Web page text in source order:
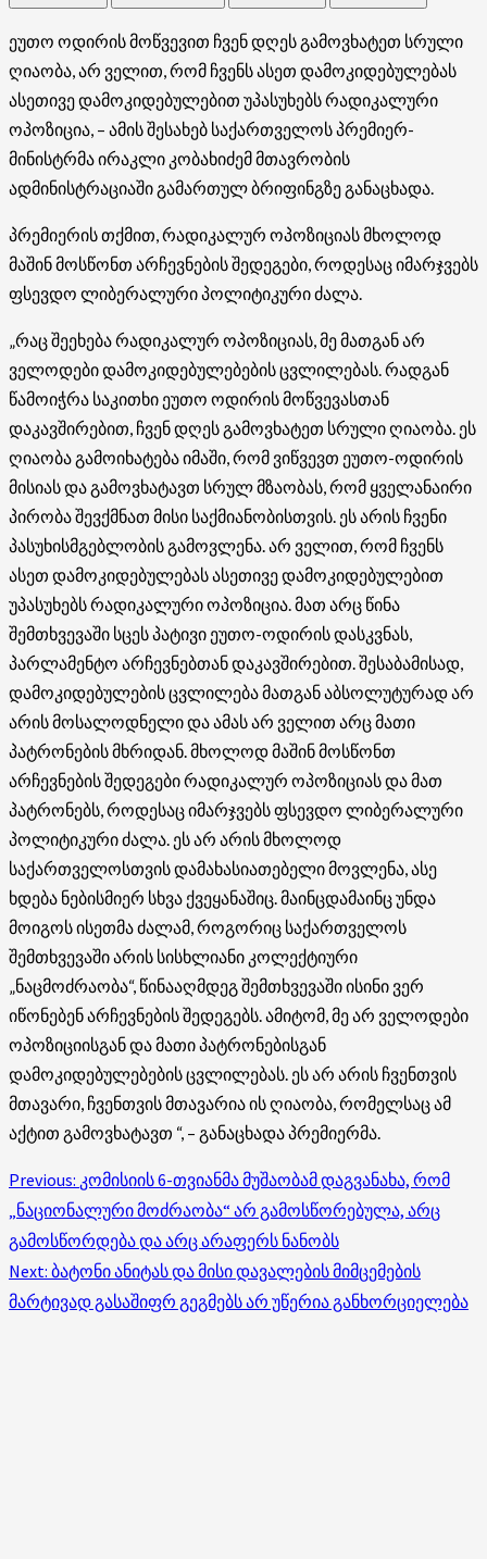
ეუთო ოდირის მოწვევით ჩვენ დღეს გამოვხატეთ სრული
ღიაობა, არ ველით, რომ ჩვენს ასეთ დამოკიდებულებას
ასეთივე დამოკიდებულებით უპასუხებს რადიკალური
ოპოზიცია, – ამის შესახებ საქართველოს პრემიერ-
მინისტრმა ირაკლი კობახიძემ მთავრობის
ადმინისტრაციაში გამართულ ბრიფინგზე განაცხადა.
პრემიერის თქმით, რადიკალურ ოპოზიციას მხოლოდ
მაშინ მოსწონთ არჩევნების შედეგები, როდესაც იმარჯვებს
ფსევდო ლიბერალური პოლიტიკური ძალა.
„რაც შეეხება რადიკალურ ოპოზიციას, მე მათგან არ
ველოდები დამოკიდებულებების ცვლილებას. რადგან
წამოიჭრა საკითხი ეუთო ოდირის მოწვევასთან
დაკავშირებით, ჩვენ დღეს გამოვხატეთ სრული ღიაობა. ეს
ღიაობა გამოიხატება იმაში, რომ ვიწვევთ ეუთო-ოდირის
მისიას და გამოვხატავთ სრულ მზაობას, რომ ყველანაირი
პირობა შევქმნათ მისი საქმიანობისთვის. ეს არის ჩვენი
პასუხისმგებლობის გამოვლენა. არ ველით, რომ ჩვენს
ასეთ დამოკიდებულებას ასეთივე დამოკიდებულებით
უპასუხებს რადიკალური ოპოზიცია. მათ არც წინა
შემთხვევაში სცეს პატივი ეუთო-ოდირის დასკვნას,
პარლამენტო არჩევნებთან დაკავშირებით. შესაბამისად,
დამოკიდებულების ცვლილება მათგან აბსოლუტურად არ
არის მოსალოდნელი და ამას არ ველით არც მათი
პატრონების მხრიდან. მხოლოდ მაშინ მოსწონთ
არჩევნების შედეგები რადიკალურ ოპოზიციას და მათ
პატრონებს, როდესაც იმარჯვებს ფსევდო ლიბერალური
პოლიტიკური ძალა. ეს არ არის მხოლოდ
საქართველოსთვის დამახასიათებელი მოვლენა, ასე
ხდება ნებისმიერ სხვა ქვეყანაშიც. მაინცდამაინც უნდა
მოიგოს ისეთმა ძალამ, როგორიც საქართველოს
შემთხვევაში არის სისხლიანი კოლექტიური
„ნაცმოძრაობა“, წინააღმდეგ შემთხვევაში ისინი ვერ
იწონებენ არჩევნების შედეგებს. ამიტომ, მე არ ველოდები
ოპოზიციისგან და მათი პატრონებისგან
დამოკიდებულებების ცვლილებას. ეს არ არის ჩვენთვის
მთავარი, ჩვენთვის მთავარია ის ღიაობა, რომელსაც ამ
აქტით გამოვხატავთ “, – განაცხადა პრემიერმა.
Post
navigation
Previous: კომისიის 6-თვიანმა მუშაობამ დაგვანახა, რომ
„ნაციონალური მოძრაობა“ არ გამოსწორებულა, არც
გამოსწორდება და არც არაფერს ნანობს
Next: ბატონი ანიტას და მისი დავალების მიმცემების
მარტივად გასაშიფრ გეგმებს არ უწერია განხორციელება